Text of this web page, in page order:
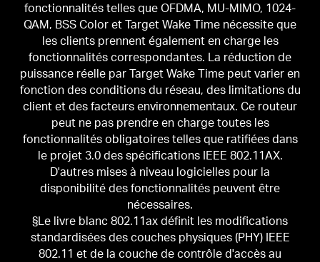
fonctionnalités telles que OFDMA, MU-MIMO, 1024-
QAM, BSS Color et Target Wake Time nécessite que
les clients prennent également en charge les
fonctionnalités correspondantes. La réduction de
puissance réelle par Target Wake Time peut varier en
fonction des conditions du réseau, des limitations du
client et des facteurs environnementaux. Ce routeur
peut ne pas prendre en charge toutes les
fonctionnalités obligatoires telles que ratifiées dans
le projet 3.0 des spécifications IEEE 802.11AX.
D'autres mises à niveau logicielles pour la
disponibilité des fonctionnalités peuvent être
nécessaires.
§Le livre blanc 802.11ax définit les modifications
standardisées des couches physiques (PHY) IEEE
802.11 et de la couche de contrôle d'accès au